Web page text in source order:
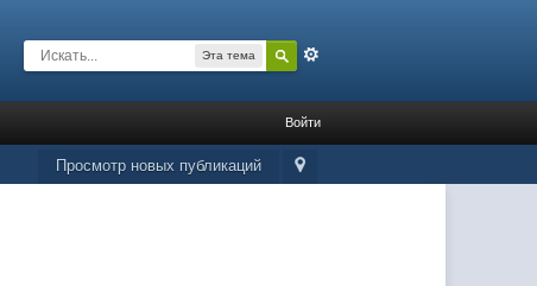
Эта тема
Войти
Просмотр новых публикаций